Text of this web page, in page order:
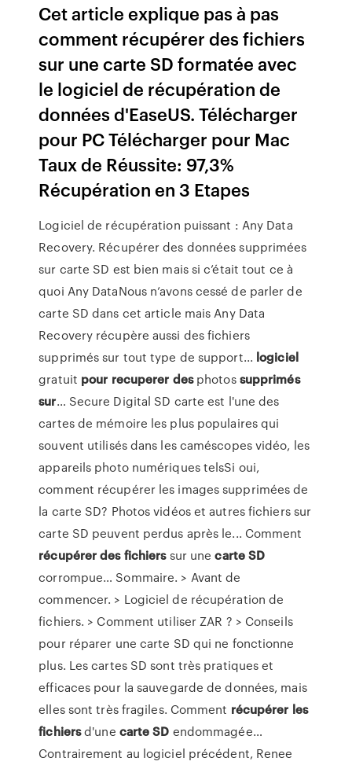
Cet article explique pas à pas
comment récupérer des fichiers
sur une carte SD formatée avec
le logiciel de récupération de
données d'EaseUS. Télécharger
pour PC Télécharger pour Mac
Taux de Réussite: 97,3%
Récupération en 3 Etapes
Logiciel de récupération puissant : Any Data
Recovery. Récupérer des données supprimées
sur carte SD est bien mais si c’était tout ce à
quoi Any DataNous n’avons cessé de parler de
carte SD dans cet article mais Any Data
Recovery récupère aussi des fichiers
supprimés sur tout type de support... logiciel
gratuit pour recuperer desphotossupprimés
sur… Secure Digital SD carte est l'une des
cartes de mémoire les plus populaires qui
souvent utilisés dans les caméscopes vidéo, les
appareils photo numériques telsSi oui,
comment récupérer les images supprimées de
la carte SD? Photos vidéos et autres fichiers sur
carte SD peuvent perdus après le... Comment
récupérer des fichierssur unecarteSD
corrompue… Sommaire. > Avant de
commencer. > Logiciel de récupération de
fichiers. > Comment utiliser ZAR ? > Conseils
pour réparer une carte SD qui ne fonctionne
plus. Les cartes SD sont très pratiques et
efficaces pour la sauvegarde de données, mais
elles sont très fragiles. Comment récupérer les
fichiersd'une carte SD endommagée…
Contrairement au logiciel précédent, Renee